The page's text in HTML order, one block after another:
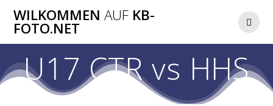
Inhalt
WILKOMMEN AUF KB-
FOTO.NET
U17 CTR vs HHS